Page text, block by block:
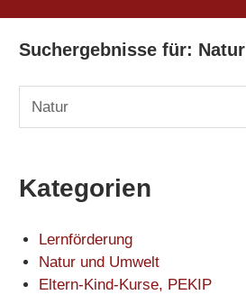
Suchergebnisse für: Natur
Kategorien
Lernförderung
Natur und Umwelt
Eltern-Kind-Kurse, PEKIP